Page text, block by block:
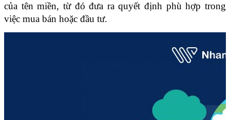
của tên miền, từ đó đưa ra quyết định phù hợp trong
việc mua bán hoặc đầu tư.